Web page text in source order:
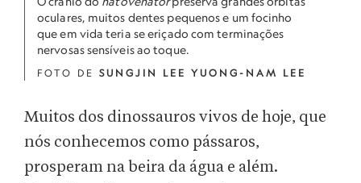
oculares, muitos dentes pequenos e um focinho
que em vida teria se eriçado com terminações
nervosas sensíveis ao toque.
FOTO DE SUNGJIN LEE YUONG-NAM LEE
Muitos dos dinossauros vivos de hoje, que
nós conhecemos como pássaros,
prosperam na beira da água e além.